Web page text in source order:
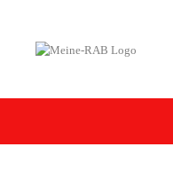
springen